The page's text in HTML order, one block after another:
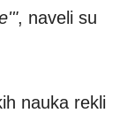
, naveli su
nauka rekli